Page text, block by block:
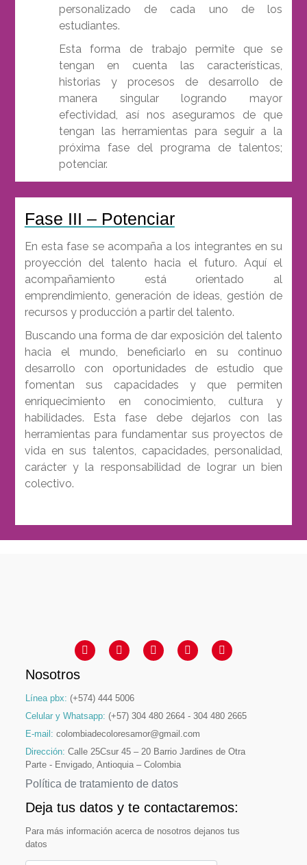
personalizado de cada uno de los
estudiantes.
Esta forma de trabajo permite que se
tengan en cuenta las características,
historias y procesos de desarrollo de
manera singular logrando mayor
efectividad, así nos aseguramos de que
tengan las herramientas para seguir a la
próxima fase del programa de talentos;
potenciar.
Fase III – Potenciar
En esta fase se acompaña a los integrantes en su
proyección del talento hacia el futuro. Aquí el
acompañamiento está orientado al
emprendimiento, generación de ideas, gestión de
recursos y producción a partir del talento.
Buscando una forma de dar exposición del talento
hacia el mundo, beneficiarlo en su continuo
desarrollo con oportunidades de estudio que
fomentan sus capacidades y que permiten
enriquecimiento en conocimiento, cultura y
habilidades. Esta fase debe dejarlos con las
herramientas para fundamentar sus proyectos de
vida en sus talentos, capacidades, personalidad,
carácter y la responsabilidad de lograr un bien
colectivo.
Nosotros
Línea pbx: (+574) 444 5006
Celular y Whatsapp: (+57) 304 480 2664 - 304 480 2665
E-mail: colombiadecoloresamor@gmail.com
Dirección: Calle 25Csur 45 – 20 Barrio Jardines de Otra
Parte - Envigado, Antioquia – Colombia
Política de tratamiento de datos
Deja tus datos y te contactaremos:
Para más información acerca de nosotros dejanos tus
datos